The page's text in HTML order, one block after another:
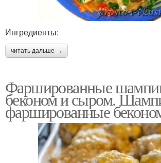
Ингредиенты:
читать дальше →
Фаршированные
беконом и сыром.
фаршированные